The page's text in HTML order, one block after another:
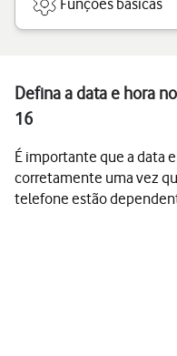
Funções básicas
Defina a data e hora
16
É importante que a data
corretamente uma vez
telefone estão